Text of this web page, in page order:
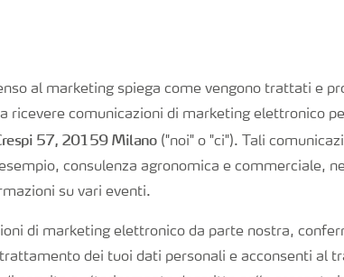
al marketing spiega come vengono trattati e
ricevere comunicazioni di marketing elettronico
57, 20159 Milano("noi" o "ci"). Tali
consulenza agronomica e commerciale,
su vari eventi.
di marketing elettronico da parte nostra,
dei tuoi dati personali e acconsenti al